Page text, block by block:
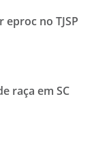
no TJSP
raça em SC